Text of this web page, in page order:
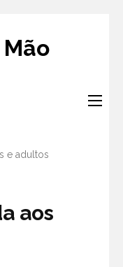
Mão
e adultos
aos